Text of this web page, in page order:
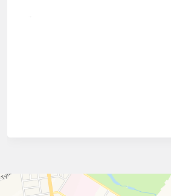
СЭС Чистый город
Дезинфекция, дезинсекция, дератизация в Туле